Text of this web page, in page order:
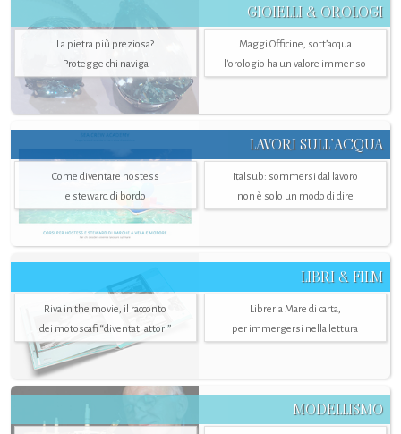
GIOIELLI & OROLOGI
La pietra più preziosa?
Protegge chi naviga
Maggi Officine, sott’acqua
l'orologio ha un valore immenso
LAVORI SULL’ACQUA
Come diventare hostess
e steward di bordo
Italsub: sommersi dal lavoro
non è solo un modo di dire
LIBRI & FILM
Riva in the movie, il racconto
dei motoscafi “diventati attori”
Libreria Mare di carta,
per immergersi nella lettura
MODELLISMO